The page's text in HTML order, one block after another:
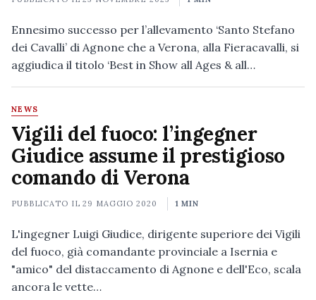
Ennesimo successo per l’allevamento ‘Santo Stefano
dei Cavalli’ di Agnone che a Verona, alla Fieracavalli, si
aggiudica il titolo ‘Best in Show all Ages & all…
NEWS
Vigili del fuoco: l’ingegner
Giudice assume il prestigioso
comando di Verona
PUBBLICATO IL29 MAGGIO 2020 1 MIN
L'ingegner Luigi Giudice, dirigente superiore dei Vigili
del fuoco, già comandante provinciale a Isernia e
"amico" del distaccamento di Agnone e dell'Eco, scala
ancora le vette…